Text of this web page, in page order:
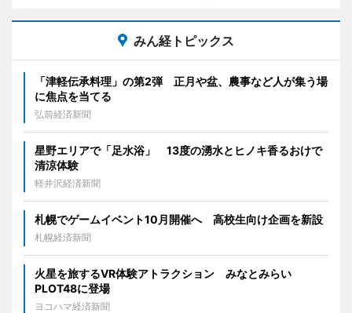
みん経トピックス
「津軽伝承料理」の第2弾 正月や盆、農事など人が集う場
に焦点を当てる
弘前経済新聞
星野エリアで「足水浴」 13度の湧水とヒノキ香るおけで
清涼体験
軽井沢経済新聞
札幌でゲームイベント10月開催へ 高校生向け企画を新設
札幌経済新聞
火星を旅するVR体験アトラクション みなとみらい
PLOT48に登場
ヨコハマ経済新聞